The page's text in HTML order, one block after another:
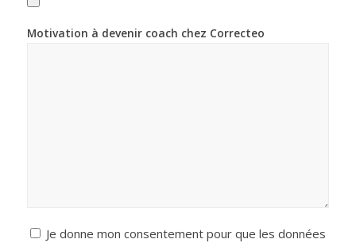
Motivation à devenir coach chez Correcteo
Je donne mon consentement pour que les données